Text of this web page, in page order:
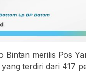
Bintan merilis Pos
terdiri dari 417